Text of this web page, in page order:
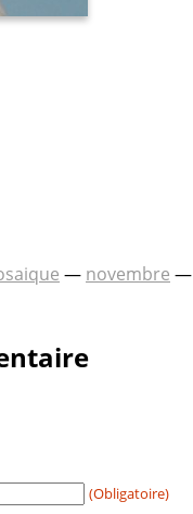
— novembre —
(Obligatoire)